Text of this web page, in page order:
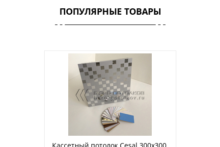
ПОПУЛЯРНЫЕ ТОВАРЫ